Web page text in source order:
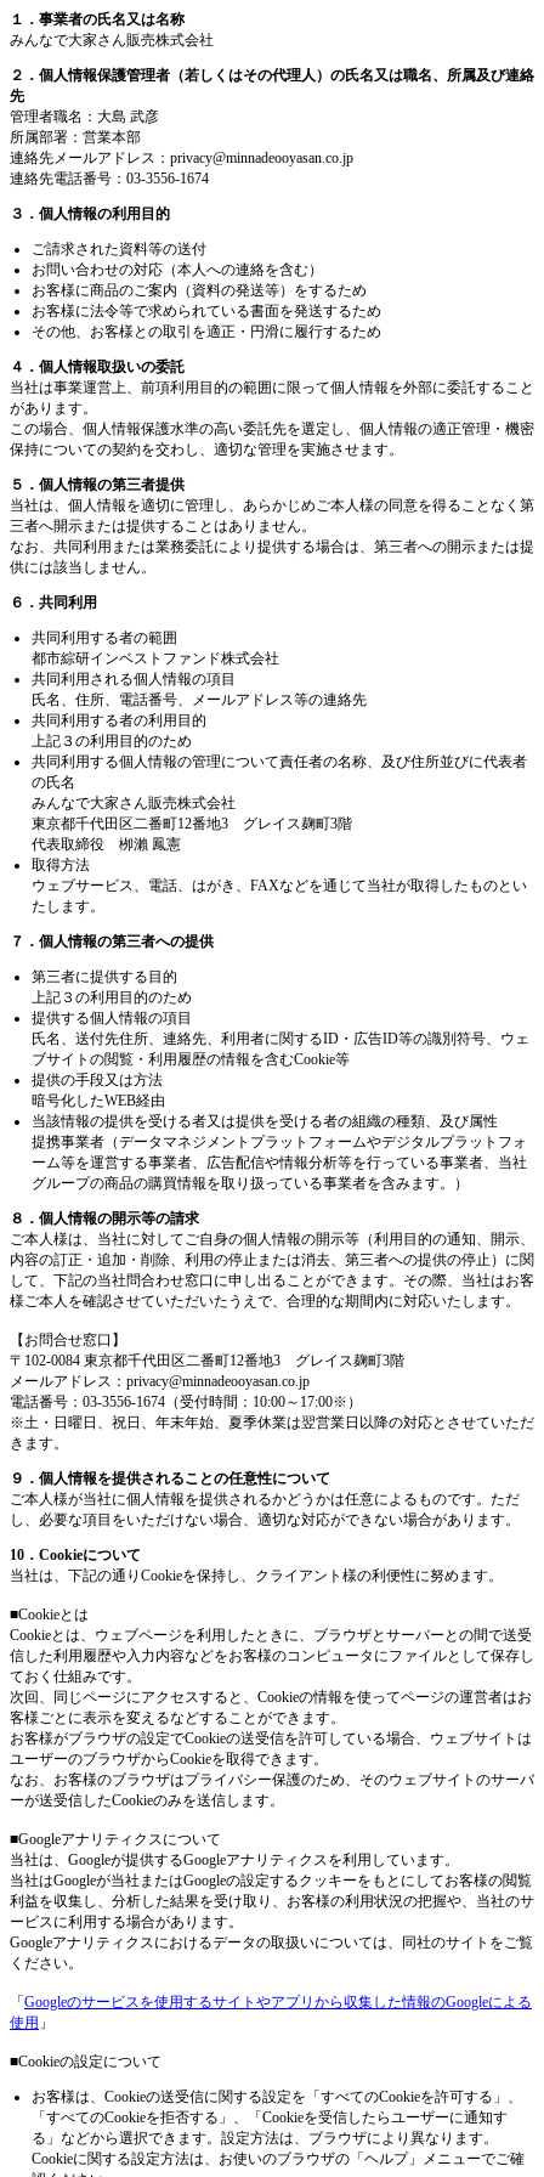
１．事業者の氏名又は名称
みんなで大家さん販売株式会社
２．個人情報保護管理者（若しくはその代理人）の氏名又は職名、所属及び連絡
先
管理者職名：大島 武彦
所属部署：営業本部
連絡先メールアドレス： privacy@minnadeooyasan.co.jp
連絡先電話番号：03-3556-1674
３．個人情報の利用目的
ご請求された資料等の送付
お問い合わせの対応（本人への連絡を含む）
お客様に商品のご案内（資料の発送等）をするため
お客様に法令等で求められている書面を発送するため
その他、お客様との取引を適正・円滑に履行するため
４．個人情報取扱いの委託
当社は事業運営上、前項利用目的の範囲に限って個人情報を外部に委託すること
があります。
この場合、個人情報保護水準の高い委託先を選定し、個人情報の適正管理・機密
保持についての契約を交わし、適切な管理を実施させます。
５．個人情報の第三者提供
当社は、個人情報を適切に管理し、あらかじめご本人様の同意を得ることなく第
三者へ開示または提供することはありません。
なお、共同利用または業務委託により提供する場合は、第三者への開示または提
供には該当しません。
６．共同利用
共同利用する者の範囲
都市綜研インベストファンド株式会社
共同利用される個人情報の項目
氏名、住所、電話番号、メールアドレス等の連絡先
共同利用する者の利用目的
上記３の利用目的のため
共同利用する個人情報の管理について責任者の名称、及び住所並びに代表者
の氏名
みんなで大家さん販売株式会社
東京都千代田区二番町12番地3 グレイス麹町3階
代表取締役 栁瀨 鳳憲
取得方法
ウェブサービス、電話、はがき、FAXなどを通じて当社が取得したものとい
たします。
７．個人情報の第三者への提供
第三者に提供する目的
上記３の利用目的のため
提供する個人情報の項目
氏名、送付先住所、連絡先、利用者に関するID・広告ID等の識別符号、ウェ
ブサイトの閲覧・利用履歴の情報を含むCookie等
提供の手段又は方法
暗号化したWEB経由
当該情報の提供を受ける者又は提供を受ける者の組織の種類、及び属性
提携事業者（データマネジメントプラットフォームやデジタルプラットフォ
ーム等を運営する事業者、広告配信や情報分析等を行っている事業者、当社
グループの商品の購買情報を取り扱っている事業者を含みます。）
８．個人情報の開示等の請求
ご本人様は、当社に対してご自身の個人情報の開示等（利用目的の通知、開示、
内容の訂正・追加・削除、利用の停止または消去、第三者への提供の停止）に関
して、下記の当社問合わせ窓口に申し出ることができます。その際、当社はお客
様ご本人を確認させていただいたうえで、合理的な期間内に対応いたします。
【お問合せ窓口】
〒102-0084 東京都千代田区二番町12番地3 グレイス麹町3階
メールアドレス： privacy@minnadeooyasan.co.jp
電話番号：03-3556-1674（受付時間：10:00～17:00※）
※土・日曜日、祝日、年末年始、夏季休業は翌営業日以降の対応とさせていただ
きます。
９．個人情報を提供されることの任意性について
ご本人様が当社に個人情報を提供されるかどうかは任意によるものです。ただ
し、必要な項目をいただけない場合、適切な対応ができない場合があります。
10．Cookieについて
当社は、下記の通りCookieを保持し、クライアント様の利便性に努めます。
■Cookieとは
Cookieとは、ウェブページを利用したときに、ブラウザとサーバーとの間で送受
信した利用履歴や入力内容などをお客様のコンピュータにファイルとして保存し
ておく仕組みです。
次回、同じページにアクセスすると、Cookieの情報を使ってページの運営者はお
客様ごとに表示を変えるなどすることができます。
お客様がブラウザの設定でCookieの送受信を許可している場合、ウェブサイトは
ユーザーのブラウザからCookieを取得できます。
なお、お客様のブラウザはプライバシー保護のため、そのウェブサイトのサーバ
ーが送受信したCookieのみを送信します。
■Googleアナリティクスについて
当社は、Googleが提供するGoogleアナリティクスを利用しています。
当社はGoogleが当社またはGoogleの設定するクッキーをもとにしてお客様の閲覧
利益を収集し、分析した結果を受け取り、お客様の利用状況の把握や、当社のサ
ービスに利用する場合があります。
Googleアナリティクスにおけるデータの取扱いについては、同社のサイトをご覧
ください。
「 Googleのサービスを使用するサイトやアプリから収集した情報のGoogleによる
使用 」
■Cookieの設定について
お客様は、Cookieの送受信に関する設定を「すべてのCookieを許可する」、
「すべてのCookieを拒否する」、「Cookieを受信したらユーザーに通知す
る」などから選択できます。設定方法は、ブラウザにより異なります。
Cookieに関する設定方法は、お使いのブラウザの「ヘルプ」メニューでご確